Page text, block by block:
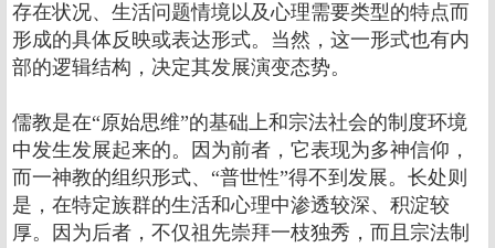
存在状况、生活问题情境以及心理需要类型的特点而
形成的具体反映或表达形式。当然，这一形式也有内
部的逻辑结构，决定其发展演变态势。
儒教是在“原始思维”的基础上和宗法社会的制度环境
中发生发展起来的。因为前者，它表现为多神信仰，
而一神教的组织形式、“普世性”得不到发展。长处则
是，在特定族群的生活和心理中渗透较深、积淀较
厚。因为后者，不仅祖先崇拜一枝独秀，而且宗法制